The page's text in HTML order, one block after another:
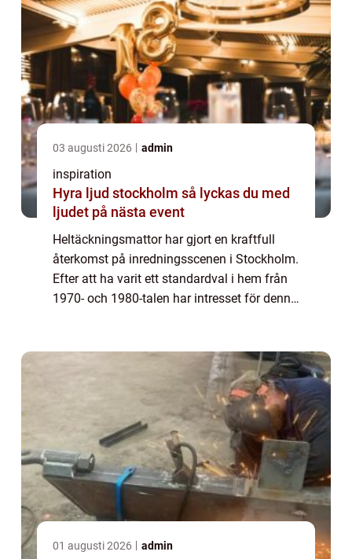
03 augusti 2026 admin
inspiration
Hyra ljud stockholm så lyckas du med
ljudet på nästa event
Heltäckningsmattor har gjort en kraftfull
återkomst på inredningsscenen i Stockholm.
Efter att ha varit ett standardval i hem från
1970- och 1980-talen har intresset för denna
01 augusti 2026 admin